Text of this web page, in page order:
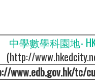
中學數學科園地-
(http://
www.edb.gov.hk/tc/